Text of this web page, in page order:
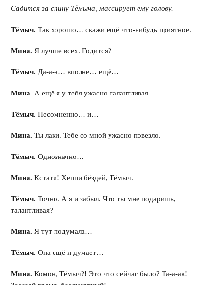
Садится за спину Тёмыча, массирует ему голову.
Тёмыч. Так хорошо… скажи ещё что-нибудь приятное.
Мина. Я лучше всех. Годится?
Тёмыч. Да-а-а… вполне… ещё…
Мина. А ещё я у тебя ужасно талантливая.
Тёмыч. Несомненно… и…
Мина. Ты лаки. Тебе со мной ужасно повезло.
Тёмыч. Однозначно…
Мина. Кстати! Хеппи бёздей, Тёмыч.
Тёмыч. Точно. А я и забыл. Что ты мне подаришь,
талантливая?
Мина. Я тут подумала…
Тёмыч. Она ещё и думает…
Мина. Комон, Тёмыч?! Это что сейчас было? Та-а-ак!